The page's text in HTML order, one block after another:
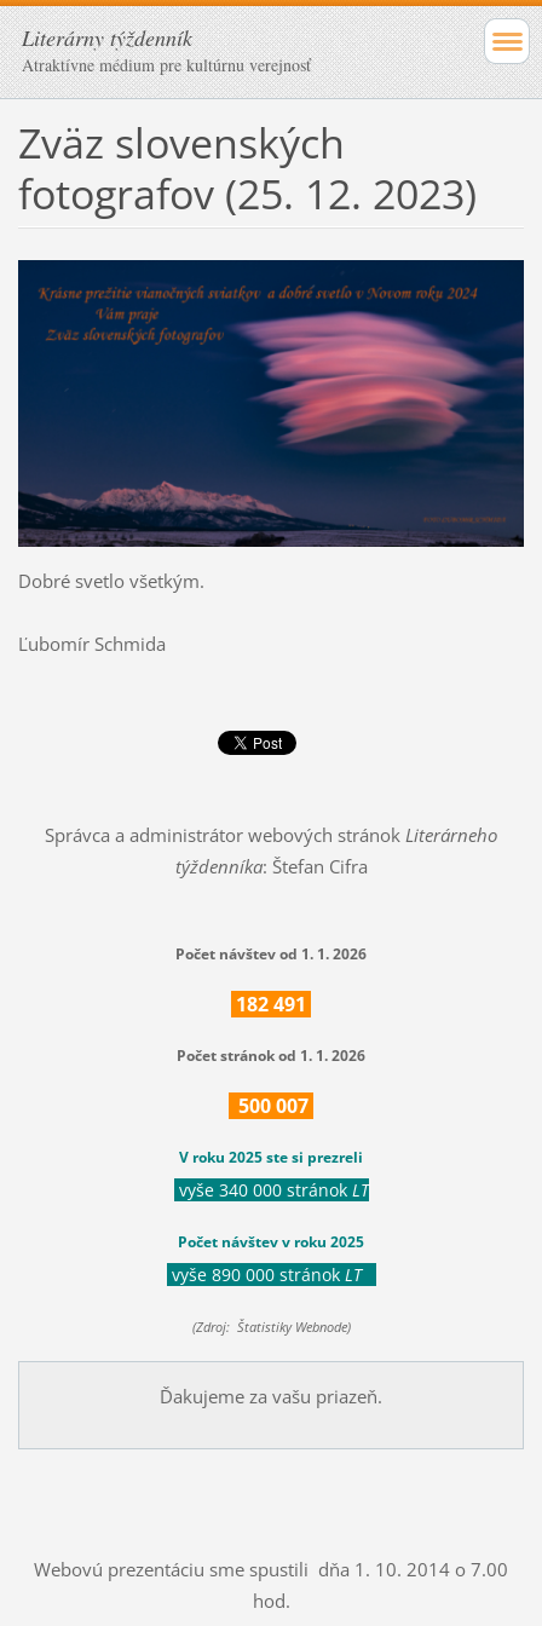
Literárny týždenník
Atraktívne médium pre kultúrnu verejnosť
Zväz slovenských
fotografov (25. 12. 2023)
Dobré svetlo všetkým.
Ľubomír Schmida
Správca a administrátor webových stránok Literárneho
týždenníka: Štefan Cifra
Počet návštev od 1. 1. 2026
182491
Počet stránok od 1. 1. 2026
500007
V roku 2025 ste si prezreli
vyše 340 000 stránok LT
Počet návštev v roku 2025
vyše 890 000 stránok LT
(Zdroj: Štatistiky Webnode)
Ďakujeme za vašu priazeň.
Webovú prezentáciu sme spustili dňa 1. 10. 2014 o 7.00
hod.